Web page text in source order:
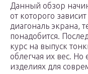
Данный обзор
от которого
диагональ экрана,
понадобится.
курс на выпуск
облегчая их вес.
изделиях для